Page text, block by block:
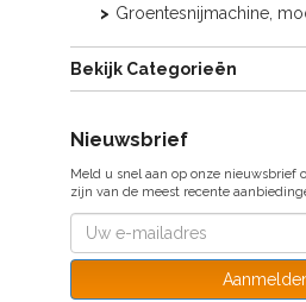
Groentesnijmachine,
Bekijk Categorieën
Nieuwsbrief
Meld u snel aan op onze nieuwsbrief
zijn van de meest recente